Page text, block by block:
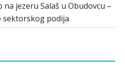
jezeru Salaš u Obudovcu –
sektorskog podija